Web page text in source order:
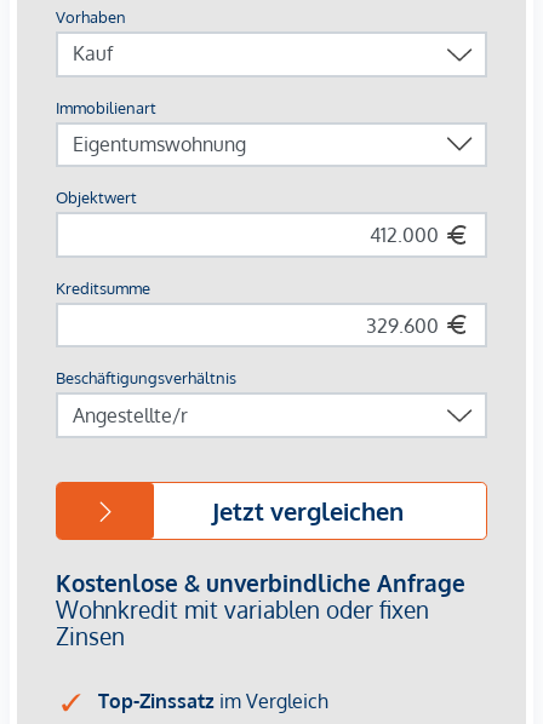
ARCHITEKTUR, DIE URBANITÄT LEBT.
gemeinsames Sockelgeschoss verbunden sind:
OPS 12 Stg. 1+2: fünf Obergeschosse
OPS 12 Stg. 3: acht Obergeschosse
Insgesamt entstehen 143 Eigentumswohnungen mit
Wohnflächen zwischen ca. 45m² und 110 m² und 2-5
Zimmern, sowie 2 Geschäftslokale . Zusätzlich werden 10
Hobbyräume zum Erwerb angeboten. Die kompakte
Bauform sorgt großteils für zweiseitig belichtete
Wohnungen, die jeweils über zwei Freiflächen verfügen:
ein Freiraumzimmer mit verschiebbaren Lochblech-
Elementen für Privatsphäre und Beschattung
ein überdachter Balkon mit Nurglasbrüstung
Trockenen Fußes kommt man über der zentralen
überdachten Gang vom Haupteingang in der Otto-
Preminger- Straße zu den zwei hinteren Gebäuden bis zur
Park. Der Gang wird mit großzügigen Öffnungen zu den